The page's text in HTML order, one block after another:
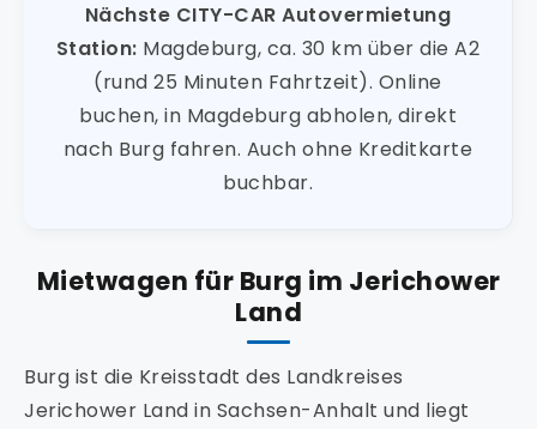
Nächste CITY-CAR Autovermietung
Station: Magdeburg, ca. 30 km über die A2
(rund 25 Minuten Fahrtzeit). Online
buchen, in Magdeburg abholen, direkt
nach Burg fahren. Auch ohne Kreditkarte
buchbar.
Mietwagen für Burg im Jerichower
Land
Burg ist die Kreisstadt des Landkreises
Jerichower Land in Sachsen-Anhalt und liegt